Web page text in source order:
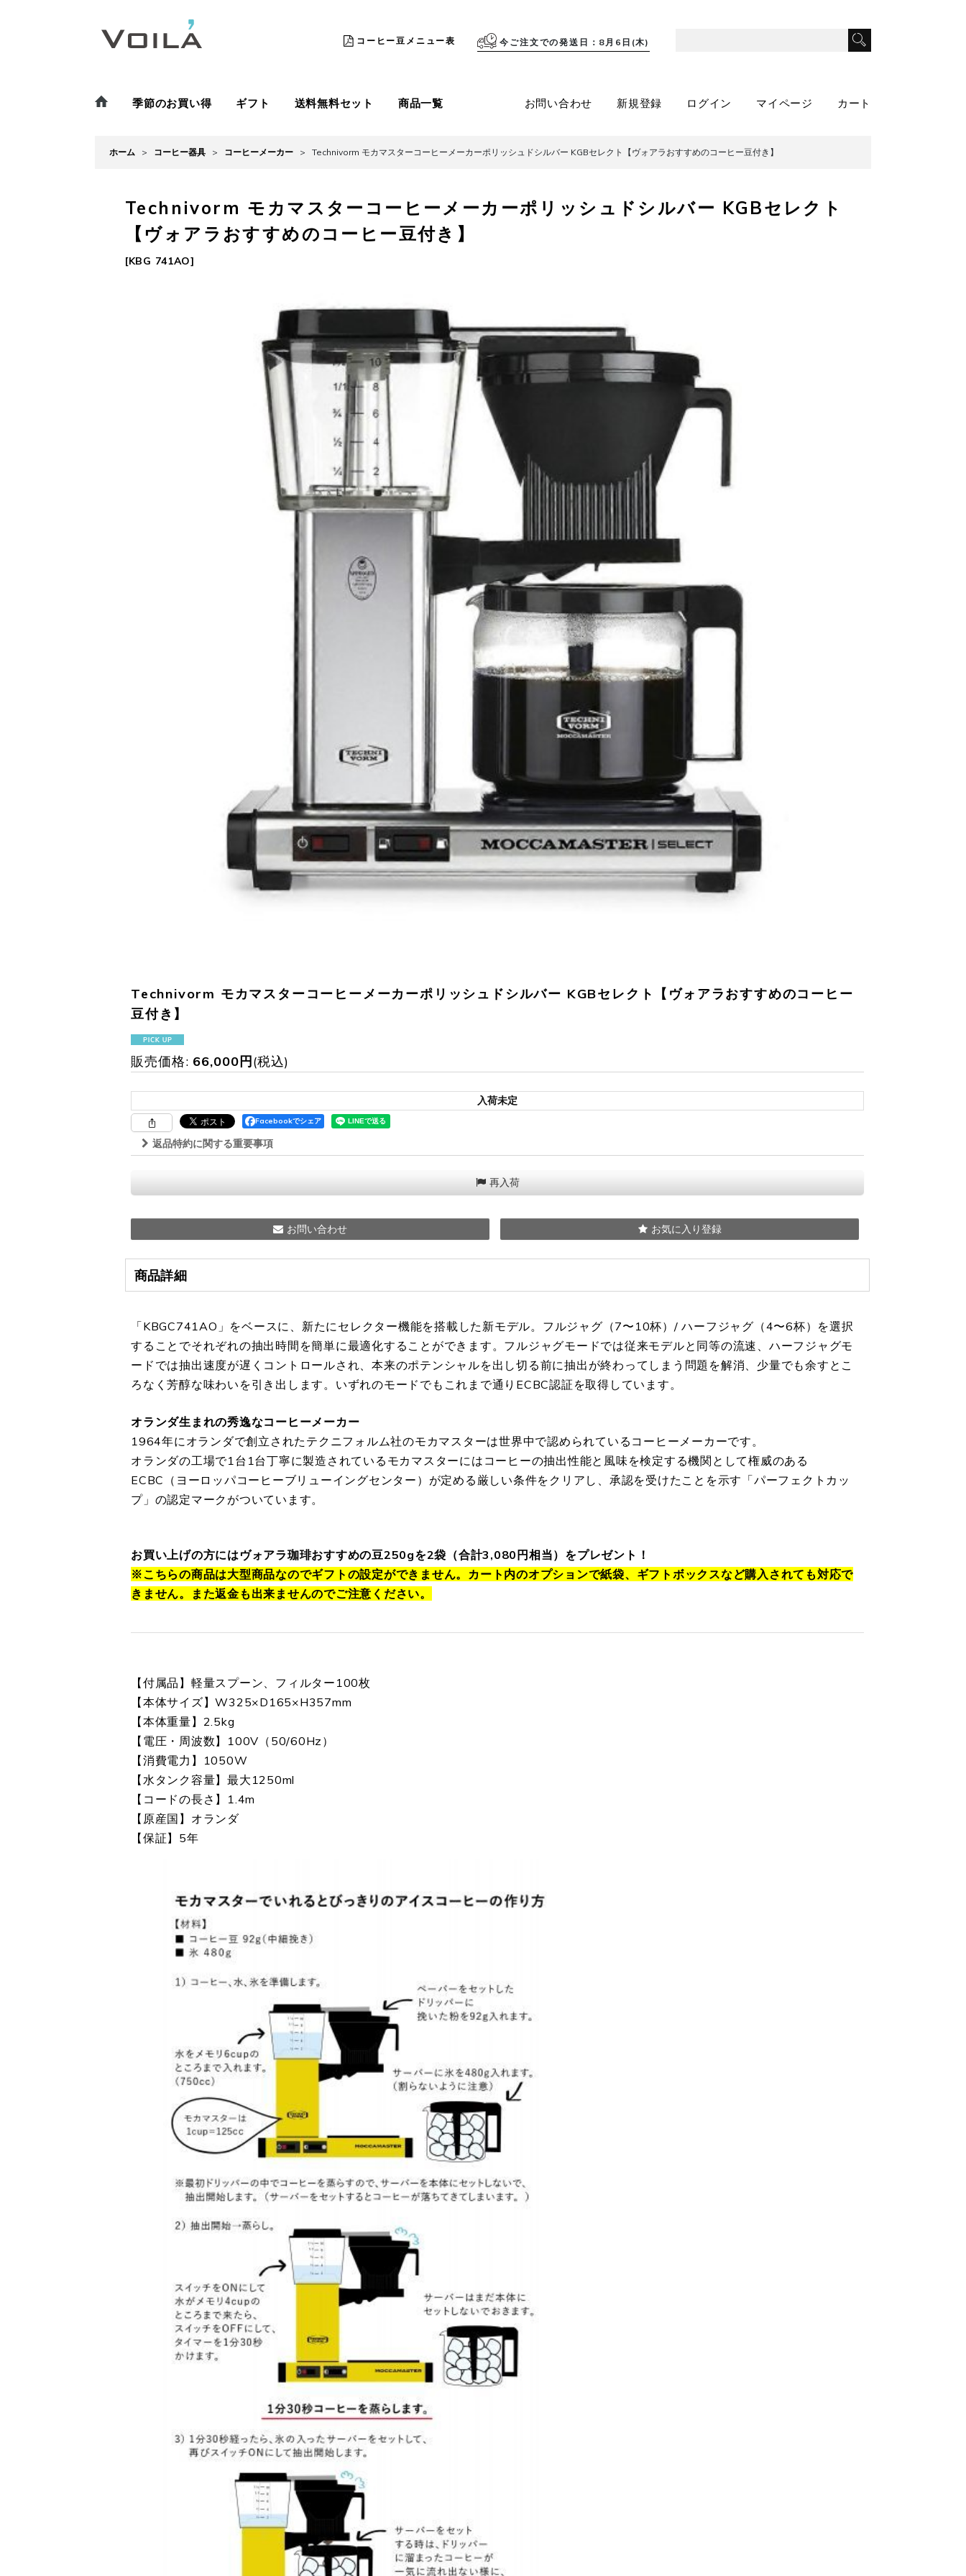
コーヒー豆メニュー表 今ご注文での発送日 8月6日(木)
季節のお買い得 ギフト 送料無料セット 商品一覧 お問い合わせ 新規登録 ログイン マイページ カート
ホーム > コーヒー器具 > コーヒーメーカー > Technivorm モカマスターコーヒーメーカーポリッシュドシルバー KGBセレクト【ヴォアラおすすめのコーヒー豆付き】
Technivorm モカマスターコーヒーメーカーポリッシュドシルバー KGBセレクト
【ヴォアラおすすめのコーヒー豆付き】
[KBG 741AO]
Technivorm モカマスターコーヒーメーカーポリッシュドシルバー KGBセレクト【ヴォアラおすすめのコーヒー
豆付き】
販売価格: 66,000円(税込)
入荷未定
Facebookでシェア
返品特約に関する重要事項
再入荷
お問い合わせ お気に入り登録
商品詳細
「KBGC741AO」をベースに、新たにセレクター機能を搭載した新モデル。フルジャグ（7〜10杯）/ ハーフジャグ（4〜6杯）を選択
することでそれぞれの抽出時間を簡単に最適化することができます。フルジャグモードでは従来モデルと同等の流速、ハーフジャグモ
ードでは抽出速度が遅くコントロールされ、本来のポテンシャルを出し切る前に抽出が終わってしまう問題を解消、少量でも余すとこ
ろなく芳醇な味わいを引き出します。いずれのモードでもこれまで通りECBC認証を取得しています。
オランダ生まれの秀逸なコーヒーメーカー
1964年にオランダで創立されたテクニフォルム社のモカマスターは世界中で認められているコーヒーメーカーです。
オランダの工場で1台1台丁寧に製造されているモカマスターにはコーヒーの抽出性能と風味を検定する機関として権威のある
ECBC（ヨーロッパコーヒーブリューイングセンター）が定める厳しい条件をクリアし、承認を受けたことを示す「パーフェクトカッ
プ」の認定マークがついています。
お買い上げの方にはヴォアラ珈琲おすすめの豆250gを2袋 （合計3,080円相当）をプレゼント！
※こちらの商品は大型商品なのでギフトの設定ができません。カート内のオプションで紙袋、ギフトボックスなど購入されても対応で
きません。また返金も出来ませんのでご注意ください。
【付属品】軽量スプーン、フィルター100枚
【本体サイズ】W325×D165×H357mm
【本体重量】2.5kg
【電圧・周波数】100V（50/60Hz）
【消費電力】1050W
【水タンク容量】最大1250ml
【コードの長さ】1.4m
【原産国】オランダ
【保証】5年